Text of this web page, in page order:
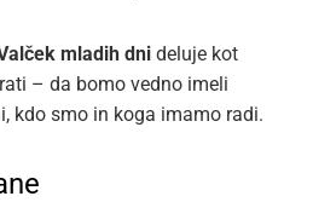
mladih dni deluje kot
– da bomo vedno imeli
kdo smo in koga imamo radi.